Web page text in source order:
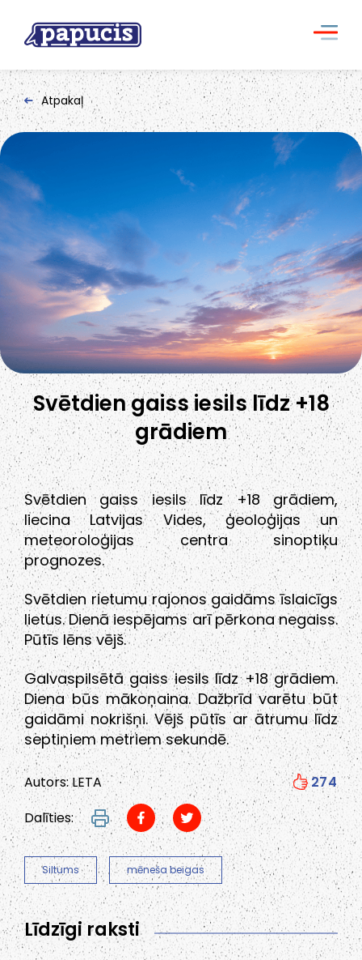
Atpakaļ
Svētdien gaiss iesils līdz +18
grādiem
Svētdien gaiss iesils līdz +18 grādiem,
liecina Latvijas Vides, ģeoloģijas un
meteoroloģijas centra sinoptiķu
prognozes.
Svētdien rietumu rajonos gaidāms īslaicīgs
lietus. Dienā iespējams arī pērkona negaiss.
Pūtīs lēns vējš.
Galvaspilsētā gaiss iesils līdz +18 grādiem.
Diena būs mākoņaina. Dažbrīd varētu būt
gaidāmi nokrišņi. Vējš pūtīs ar ātrumu līdz
septiņiem metriem sekundē.
Autors: LETA
274
Dalīties:
Siltums mēneša beigas
Līdzīgi raksti